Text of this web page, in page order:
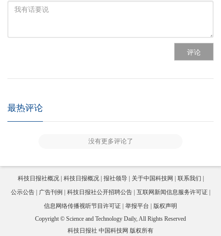
评论
最热评论
没有更多评论了
科技日报社概况 科技日报概况 报社领导 关于中国科技网
联系我们
公示公告
广告刊例 科技日报社公开招聘公告
互联网新闻信息服务许可证
信息网络传播视听节目许可证
举报平台
版权声明
Copyright © Science and Technology Daily, All Rights Reserved
科技日报社 中国科技网 版权所有